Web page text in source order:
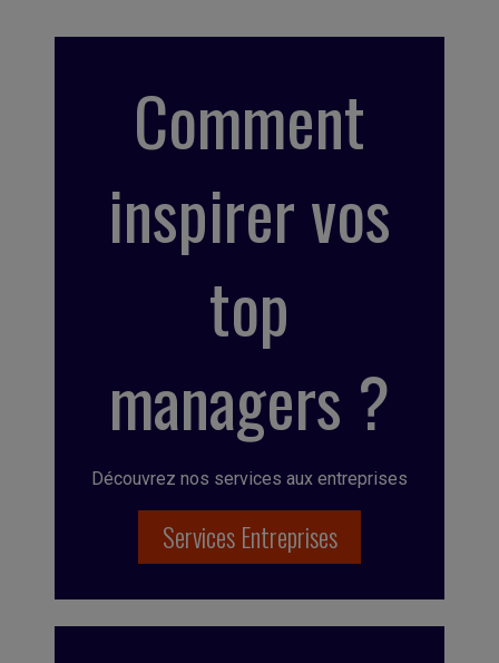
Comment
inspirer vos
top
managers ?
Découvrez nos services aux entreprises
Services Entreprises